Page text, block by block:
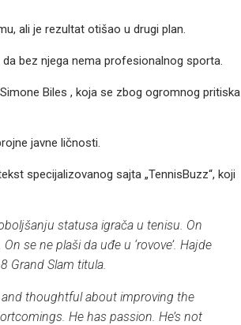
ali je rezultat otišao u drugi plan.
bez njega nema profesionalnog sporta.
Biles , koja se zbog ogromnog pritiska
javne ličnosti.
specijalizovanog sajta „TennisBuzz“, koji
statusa igrača u tenisu. On
se ne plaši da uđe u ‘rovove’. Hajde
Grand Slam titula.
and thoughtful about improving the
He has passion. He’s not